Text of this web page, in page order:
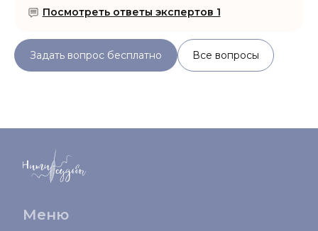
Посмотреть ответы экспертов 1
Задать вопрос бесплатно Все вопросы
Меню